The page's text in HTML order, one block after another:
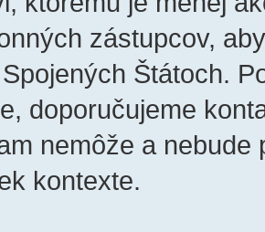
zástupcov,
Štátoch.
doporučujeme
nemôže a
kontexte.